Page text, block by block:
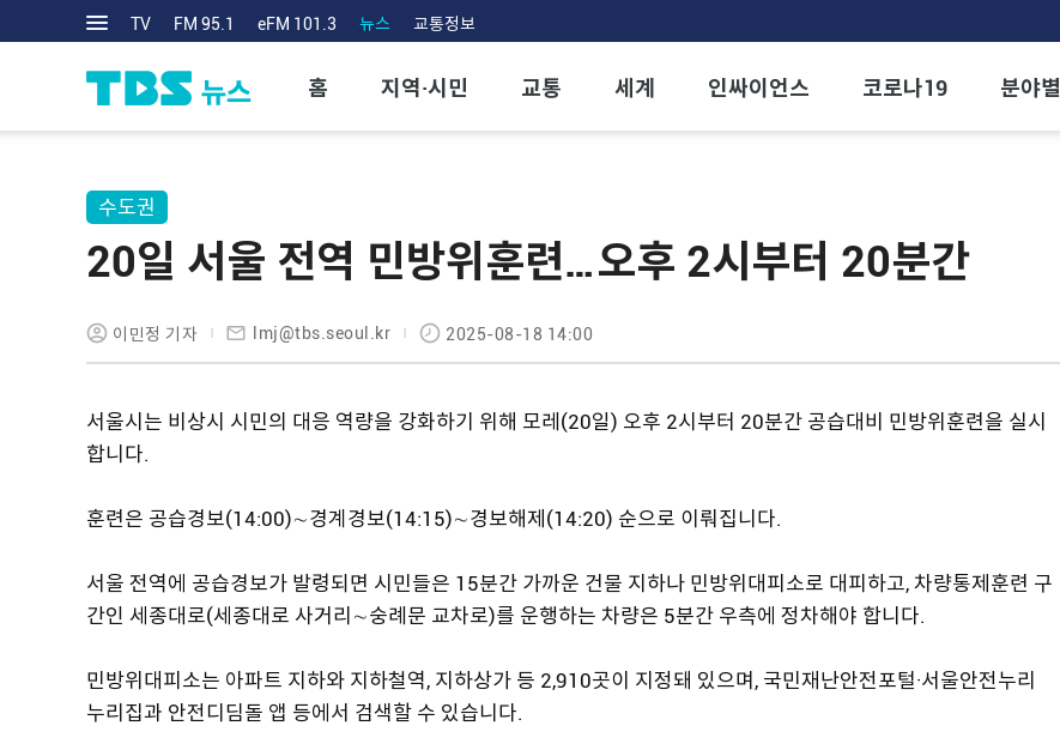
TV FM 95.1 eFM 101.3 뉴스 교통정보
홈 지역·시민 교통 세계 인싸이언스 코로나19 분야별
수도권
20일 서울 전역 민방위훈련…오후 2시부터 20분간
이민정 기자 lmj@tbs.seoul.kr 2025-08-18 14:00
서울시는 비상시 시민의 대응 역량을 강화하기 위해 모레(20일) 오후 2시부터 20분간 공습대비 민방위훈련을 실시
합니다.
훈련은 공습경보(14:00)∼경계경보(14:15)∼경보해제(14:20) 순으로 이뤄집니다.
서울 전역에 공습경보가 발령되면 시민들은 15분간 가까운 건물 지하나 민방위대피소로 대피하고, 차량통제훈련 구
간인 세종대로(세종대로 사거리∼숭례문 교차로)를 운행하는 차량은 5분간 우측에 정차해야 합니다.
민방위대피소는 아파트 지하와 지하철역, 지하상가 등 2,910곳이 지정돼 있으며, 국민재난안전포털·서울안전누리
누리집과 안전디딤돌 앱 등에서 검색할 수 있습니다.